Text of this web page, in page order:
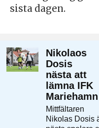
sista dagen.